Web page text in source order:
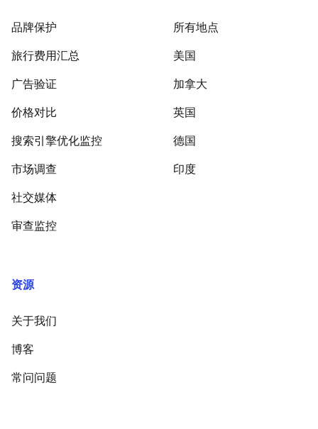
品牌保护
旅行费用汇总
广告验证
价格对比
搜索引擎优化监控
市场调查
社交媒体
审查监控
所有地点
美国
加拿大
英国
德国
印度
资源
关于我们
博客
常问问题